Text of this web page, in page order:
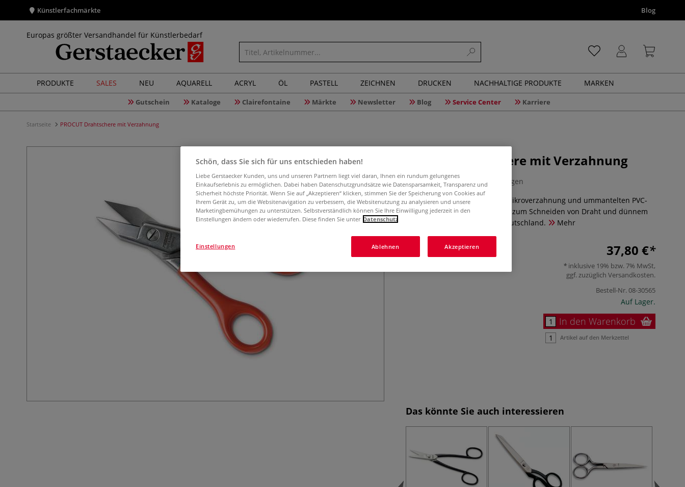
Künstlerfachmärkte Blog
Europas größter Versandhandel für Künstlerbedarf
PRODUKTE SALES NEU AQUARELL ACRYL ÖL PASTELL ZEICHNEN DRUCKEN NACHHALTIGE PRODUKTE MARKEN
Gutschein Kataloge Clairefontaine Märkte Newsletter Blog Service Center Karriere
Startseite PROCUT Drahtschere mit Verzahnung
PROCUT Drahtschere mit Verzahnung
0 Bewertungen
Professionelle Drahtschere mit Mikroverzahnung und ummantelten PVC-
Komfortgriffen ist besonders gut zum Schneiden von Draht und dünnem
Blech geeignet. Hergestellt in Deutschland.
Mehr
37,80 €
inklusive 19% bzw. 7% MwSt,
ggf. zuzüglich Versandkosten.
Bestell-Nr.08-30565
Auf Lager.
In den Warenkorb
Artikel auf den Merkzettel
Das könnte Sie auch interessieren
Schön, dass Sie sich für uns entschieden haben!
Liebe Gerstaecker Kunden, uns und unseren Partnern liegt viel daran, Ihnen ein rundum gelungenes
Einkaufserlebnis zu ermöglichen. Dabei haben Datenschutzgrundsätze wie Datensparsamkeit, Transparenz und
Sicherheit höchste Priorität. Wenn Sie auf „Akzeptieren“ klicken, stimmen Sie der Speicherung von Cookies auf
Ihrem Gerät zu, um die Websitenavigation zu verbessern, die Websitenutzung zu analysieren und unsere
Marketingbemühungen zu unterstützen. Selbstverständlich können Sie Ihre Einwilligung jederzeit in den
Einstellungen ändern oder wiederrufen. Diese finden Sie unter Datenschutz
Ablehnen Akzeptieren
Einstellungen